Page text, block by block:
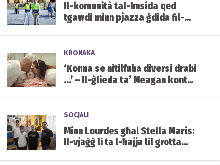
Il-komunità tal-Imsida qed
tgawdi minn pjazza ġdida fil-
KRONAKA
‘Konna se nitilfuha diversi drabi
...’ – Il-ġlieda ta’ Meagan kontra
SOCJALI
Minn Lourdes għal Stella Maris:
Il-vjaġġ li ta l-ħajja lil grotta